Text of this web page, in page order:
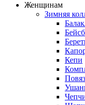
Женщинам
Зимняя
Кепи